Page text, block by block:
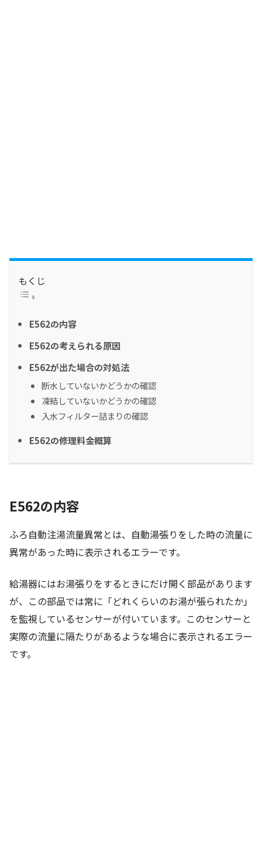
もくじ
E562の内容
E562の考えられる原因
E562が出た場合の対処法
断水していないかどうかの確認
凍結していないかどうかの確認
入水フィルター詰まりの確認
E562の修理料金概算
E562の内容
ふろ自動注湯流量異常とは、自動湯張りをした時の流量に
異常があった時に表示されるエラーです。
給湯器にはお湯張りをするときにだけ開く部品があります
が、この部品では常に「どれくらいのお湯が張られたか」
を監視しているセンサーが付いています。このセンサーと
実際の流量に隔たりがあるような場合に表示されるエラー
です。